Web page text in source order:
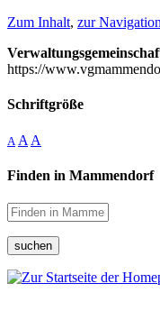
Zum Inhalt, zur Navigation
https://
Schriftgröße
A A A
Finden in Mammendorf
suchen